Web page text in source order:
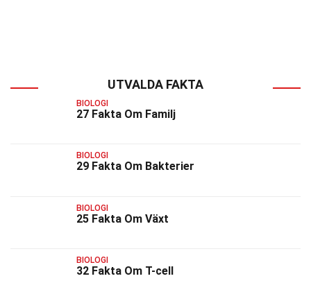
UTVALDA FAKTA
BIOLOGI
27 Fakta Om Familj
BIOLOGI
29 Fakta Om Bakterier
BIOLOGI
25 Fakta Om Växt
BIOLOGI
32 Fakta Om T-cell